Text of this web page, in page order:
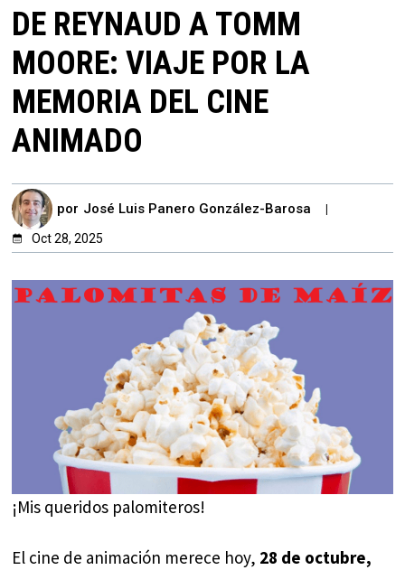
DE REYNAUD A TOMM
MOORE: VIAJE POR LA
MEMORIA DEL CINE
ANIMADO
por José Luis Panero González-Barosa
Oct 28, 2025
¡Mis queridos palomiteros!
El cine de animación merece hoy, 28 de octubre,